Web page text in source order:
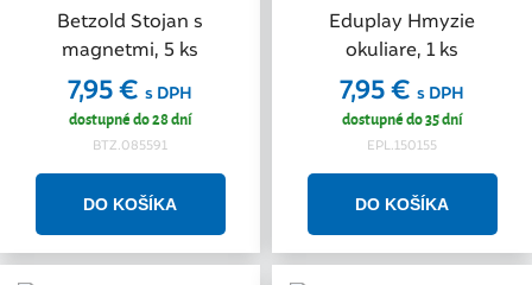
Betzold Stojan s
magnetmi, 5 ks
7,95 € s DPH
dostupné do 28 dní
BTZ.085591
Eduplay Hmyzie
okuliare, 1 ks
7,95 € s DPH
dostupné do 35 dní
EPL.150155